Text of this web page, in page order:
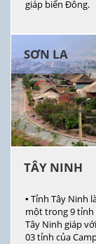
giáp biển Đông.
SƠN LA
TÂY NINH
▪ Tỉnh Tây Ninh
một trong 9 tỉnh
Tây Ninh giáp
03 tỉnh của